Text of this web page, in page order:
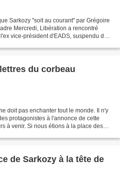
Sarkozy "soit au courant" par Grégoire
Mercredi, Libération a rencontré
vice-président d'EADS, suspendu de
du corbeau
doit pas enchanter tout le monde. Il n'y
protagonistes à l'annonce de cette
à venir. Si nous étions à la place des
de Sarkozy à la tête de